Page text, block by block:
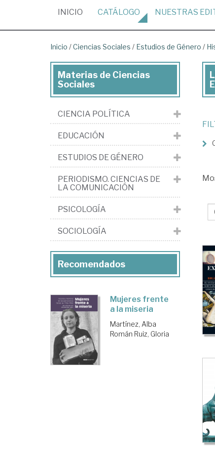
INICIO (CURRENT)
CATÁLOGO NUESTRAS
Inicio /Ciencias Sociales / Estudios de Género /
>
>
y
el
Materias de Ciencias
Sociales
CIENCIA POLÍTICA
EDUCACIÓN
ESTUDIOS DE GÉNERO
PERIODISMO. CIENCIAS DE
LA COMUNICACIÓN
PSICOLOGÍA
SOCIOLOGÍA
Recomendados
Mujeres frente
a la miseria
Martínez, Alba
Román Ruiz, Gloria